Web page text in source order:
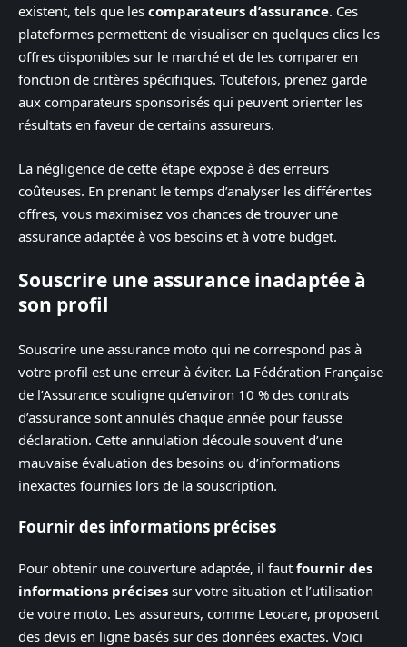
existent, tels que les comparateurs d’assurance. Ces
plateformes permettent de visualiser en quelques clics les
offres disponibles sur le marché et de les comparer en
fonction de critères spécifiques. Toutefois, prenez garde
aux comparateurs sponsorisés qui peuvent orienter les
résultats en faveur de certains assureurs.
La négligence de cette étape expose à des erreurs
coûteuses. En prenant le temps d’analyser les différentes
offres, vous maximisez vos chances de trouver une
assurance adaptée à vos besoins et à votre budget.
Souscrire une assurance inadaptée à
son profil
Souscrire une assurance moto qui ne correspond pas à
votre profil est une erreur à éviter. La Fédération Française
de l’Assurance souligne qu’environ 10 % des contrats
d’assurance sont annulés chaque année pour fausse
déclaration. Cette annulation découle souvent d’une
mauvaise évaluation des besoins ou d’informations
inexactes fournies lors de la souscription.
Fournir des informations précises
Pour obtenir une couverture adaptée, il faut fournir des
informations précises sur votre situation et l’utilisation
de votre moto. Les assureurs, comme Leocare, proposent
des devis en ligne basés sur des données exactes. Voici